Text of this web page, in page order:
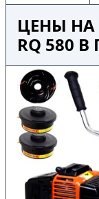
ЦЕНЫ НА
RQ 580